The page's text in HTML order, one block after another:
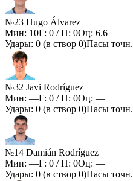
№23 Hugo Álvarez
Мин: 10Г: 0 / П: 0Оц: 6.6
Удары: 0 (в створ 0)Пасы
№32 Javi Rodríguez
Мин: —Г: 0 / П: 0Оц: —
Удары: 0 (в створ 0)Пасы
№14 Damián Rodríguez
Мин: —Г: 0 / П: 0Оц: —
Удары: 0 (в створ 0)Пасы